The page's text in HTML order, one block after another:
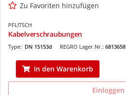
Zu Favoriten hinzufügen
PFLITSCH
Kabelverschraubungen
REGRO Lager.Nr.: 6813658
Type: DN 15153d
In den Warenkorb
Einloggen